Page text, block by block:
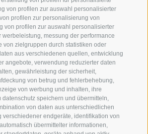
von profilen zur auswahl personalisierter
profilen zur personalisierung von
von profilen zur auswahl personalisierter
werbeleistung, messung der performance
von zielgruppen durch statistiken oder
aus verschiedenen quellen, entwicklung
angebote, verwendung reduzierter daten
gewährleistung der sicherheit,
von betrug und fehlerbehebung,
von werbung und inhalten, ihre
speichern und übermitteln,
von daten aus unterschiedlichen
verschiedener endgeräte, identifikation von
übermittelter informationen,
IN DER
RATSCHINGS
SPORT UND
MENGE
SKIFAHREN
WANDERN
HOCHALPINE
BIKEN